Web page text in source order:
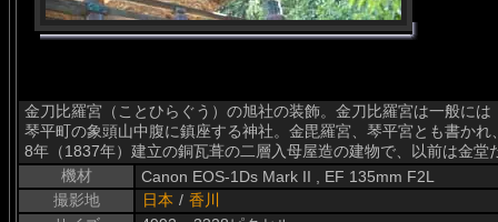
金刀比羅宮（ことひらぐう）の旭社の装飾。金刀比羅宮は一般に
琴平町の象頭山中腹に鎮座する神社。金毘羅宮、琴平宮とも書か
8年（1837年）建立の銅瓦葺の二層入母屋造の建物で、以前は金
機材
Canon EOS-1Ds Mark II , EF 135mm F2L
撮影地
日本 / 香川